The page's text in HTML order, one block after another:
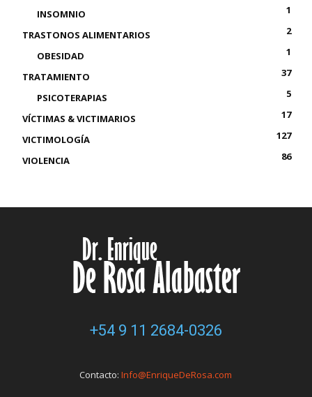
INSOMNIO
1
TRASTONOS ALIMENTARIOS
2
OBESIDAD
1
TRATAMIENTO
37
PSICOTERAPIAS
5
VÍCTIMAS & VICTIMARIOS
17
VICTIMOLOGÍA
127
VIOLENCIA
86
+54 9 11 2684-0326
Contacto:Info@EnriqueDeRosa.com